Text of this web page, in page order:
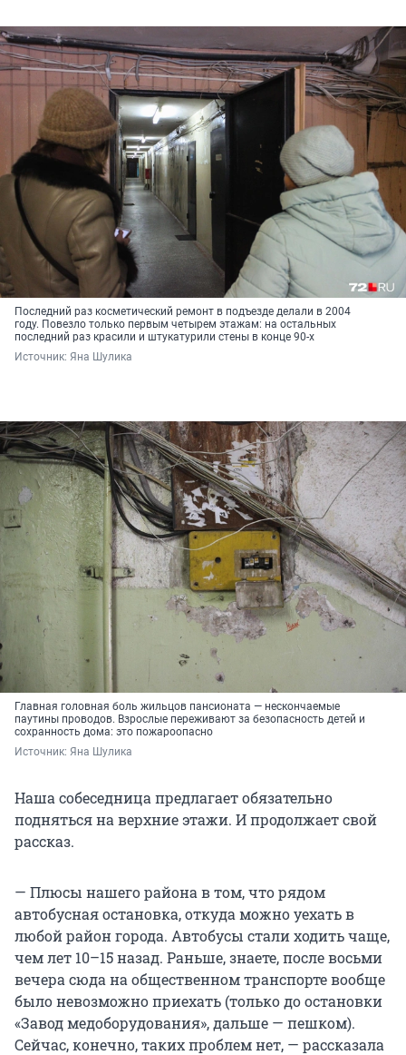
Последний раз косметический ремонт в подъезде делали в 2004
году. Повезло только первым четырем этажам: на остальных
последний раз красили и штукатурили стены в конце 90-х
Источник: Яна Шулика
Главная головная боль жильцов пансионата — нескончаемые
паутины проводов. Взрослые переживают за безопасность детей и
сохранность дома: это пожароопасно
Источник: Яна Шулика
Наша собеседница предлагает обязательно
подняться на верхние этажи. И продолжает свой
рассказ.
— Плюсы нашего района в том, что рядом
автобусная остановка, откуда можно уехать в
любой район города. Автобусы стали ходить чаще,
чем лет 10–15 назад. Раньше, знаете, после восьми
вечера сюда на общественном транспорте вообще
было невозможно приехать (только до остановки
«Завод медоборудования», дальше — пешком).
Сейчас, конечно, таких проблем нет, — рассказала